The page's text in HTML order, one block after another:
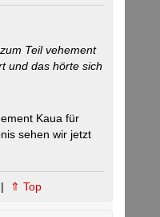
Teil vehement
und das hörte sich
Kaua für
sehen wir jetzt
| ⇑ Top